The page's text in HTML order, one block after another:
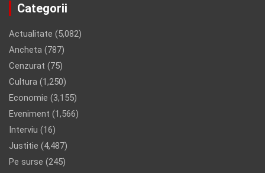
Categorii
Actualitate (5,082)
Ancheta (787)
Cenzurat (75)
Cultura (1,250)
Economie (3,155)
Eveniment (1,566)
Interviu (16)
Justitie (4,487)
Pe surse (245)